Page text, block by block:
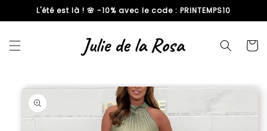
passer
contenu
L'été est là ! 🌸 -10% avec le code : PRINTEMPS10
Panier
Passer aux
informations
produits